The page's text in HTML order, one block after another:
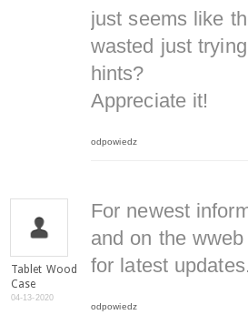
just seems like
wasted just
hints?
Appreciate it!
odpowiedz
Tablet Wood
Case
04-13-2020
For newest
and on the
for latest updates.
odpowiedz